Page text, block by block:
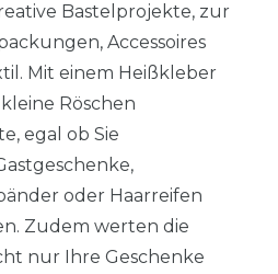
Bastelprojekte, zur
Accessoires
Mit einem Heißkleber
Röschen
egal ob Sie
oder Haarreifen
Zudem werten die
nur Ihre Geschenke